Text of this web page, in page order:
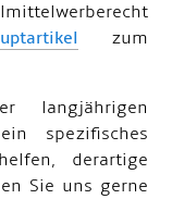
zum
langjährigen
spezifisches
derartige
Sie uns gerne